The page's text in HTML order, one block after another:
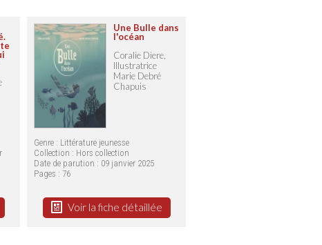
Une Bulle dans
l'océan
Coralie Diere,
Illustratrice
Marie Debré
Chapuis
Genre : Littérature jeunesse
Collection : Hors collection
Date de parution : 09 janvier 2025
Pages : 76
Voir la fiche détaillée